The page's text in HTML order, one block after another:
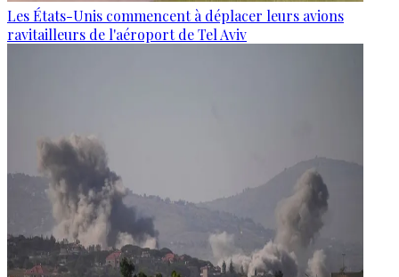
Les États-Unis commencent à déplacer leurs avions
ravitailleurs de l'aéroport de Tel Aviv